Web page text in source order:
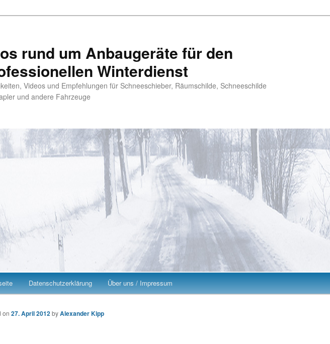
rund um Anbaugeräte für den
Winterdienst
Videos und Empfehlungen für Schneeschieber, Räumschilde, Schneeschilde
und andere Fahrzeuge
Inhalt wechseln
sekundären Inhalt wechseln
Datenschutzerklärung Über uns / Impressum
on 27. April 2012byAlexander Kipp